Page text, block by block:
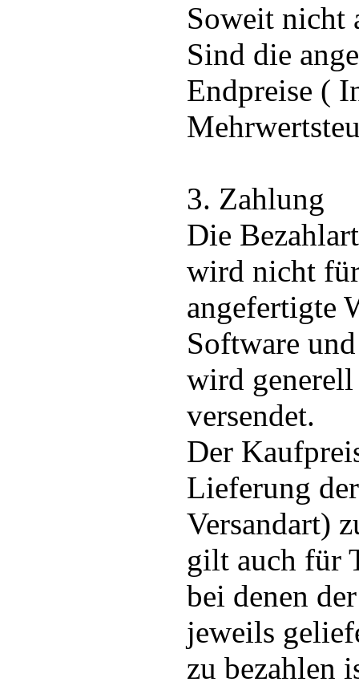
Soweit nicht
Sind die
Endpreise (
3. Zahlung
Die
wird nicht
angefertigte
Software
wird generell
versendet.
Der
Lieferung
Versandart)
gilt auch für
bei denen
jeweils
zu bezahlen